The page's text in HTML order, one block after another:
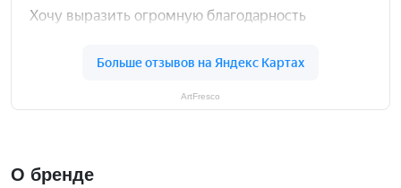
ArtFresco
О бренде